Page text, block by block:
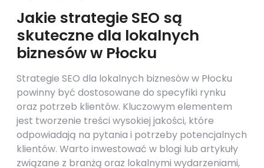
Jakie strategie SEO są
skuteczne dla lokalnych
biznesów w Płocku
Strategie SEO dla lokalnych biznesów w Płocku
powinny być dostosowane do specyfiki rynku
oraz potrzeb klientów. Kluczowym elementem
jest tworzenie treści wysokiej jakości, które
odpowiadają na pytania i potrzeby potencjalnych
klientów. Warto inwestować w blogi lub artykuły
związane z branżą oraz lokalnymi wydarzeniami,